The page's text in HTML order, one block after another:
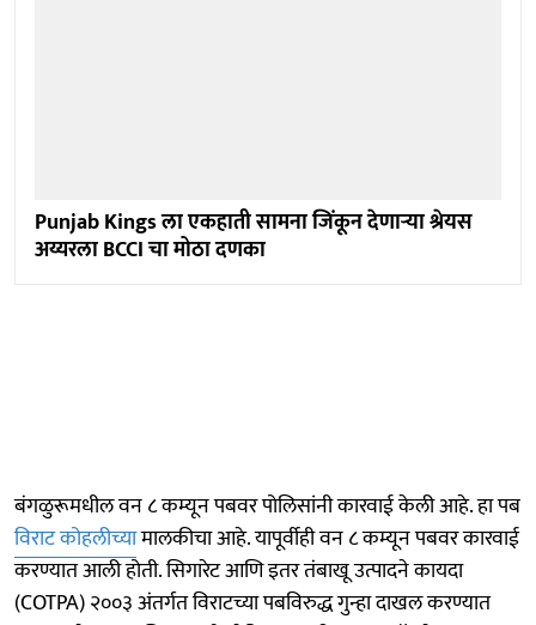
Punjab Kings ला एकहाती सामना जिंकून देणाऱ्या श्रेयस
अय्यरला BCCI चा मोठा दणका
बंगळुरूमधील वन ८ कम्यून पबवर पोलिसांनी कारवाई केली आहे. हा पब
विराट कोहलीच्यामालकीचा आहे. यापूर्वीही वन ८ कम्यून पबवर कारवाई
करण्यात आली होती. सिगारेट आणि इतर तंबाखू उत्पादने कायदा
(COTPA) २००३ अंतर्गत विराटच्या पबविरुद्ध गुन्हा दाखल करण्यात